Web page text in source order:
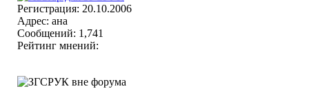
Регистрация: 20.10.2006
Адрес: ана
Сообщений: 1,741
Рейтинг мнений: